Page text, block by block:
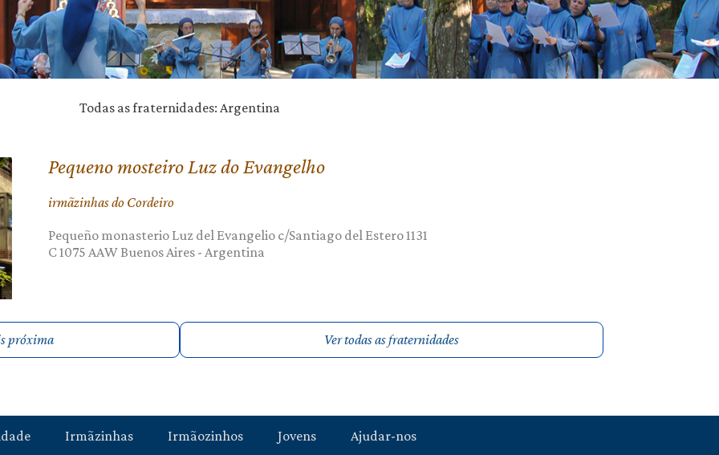
Todas as fraternidades: Argentina
Pequeno mosteiro Luz do Evangelho
irmãzinhas do Cordeiro
Pequeño monasterio Luz del Evangelio c/Santiago del Estero 1131
C 1075 AAW Buenos Aires- Argentina
próxima Ver todas as fraternidades
Irmãzinhas Irmãozinhos Jovens Ajudar-nos